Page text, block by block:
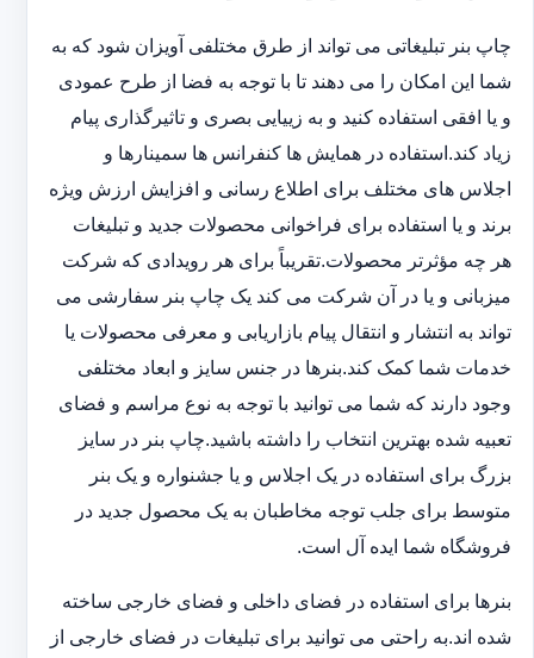
چاپ بنر تبلیغاتی می تواند از طرق مختلفی آویزان شود که به
شما این امکان را می دهند تا با توجه به فضا از طرح عمودی
و یا افقی استفاده کنید و به زییایی بصری و تاثیرگذاری پیام
زیاد کند.استفاده در همایش ها کنفرانس ها سمینارها و
اجلاس های مختلف برای اطلاع رسانی و افزایش ارزش ویژه
برند و یا استفاده برای فراخوانی محصولات جدید و تبلیغات
هر چه مؤثرتر محصولات.تقریباً برای هر رویدادی که شرکت
میزبانی و یا در آن شرکت می کند یک چاپ بنر سفارشی می
تواند به انتشار و انتقال پیام بازاریابی و معرفی محصولات یا
خدمات شما کمک کند.بنرها در جنس سایز و ابعاد مختلفی
وجود دارند که شما می توانید با توجه به نوع مراسم و فضای
تعبیه شده بهترین انتخاب را داشته باشید.چاپ بنر در سایز
بزرگ برای استفاده در یک اجلاس و یا جشنواره و یک بنر
متوسط برای جلب توجه مخاطبان به یک محصول جدید در
فروشگاه شما ایده آل است.
بنرها برای استفاده در فضای داخلی و فضای خارجی ساخته
شده اند.به راحتی می توانید برای تبلیغات در فضای خارجی از